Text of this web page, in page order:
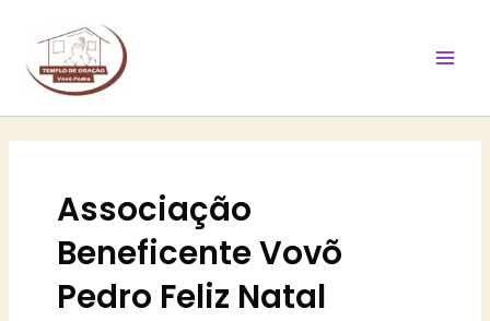
conteúdo
Associação
Beneficente Vovõ
Pedro Feliz Natal